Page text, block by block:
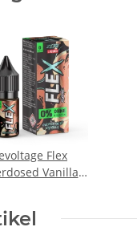
Flex
Vanilla